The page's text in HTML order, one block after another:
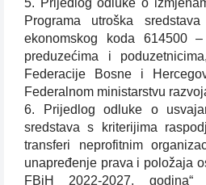
5. Prijedlog odluke o
Programa utroška
ekonomskog koda 614500
preduzećima i
Federacije Bosne i
Federalnom ministarstvu
6. Prijedlog odluke o
sredstava s kriterijima
transferi neprofitnim
unapređenje prava i položaja
FBiH 2022-2027. godina“